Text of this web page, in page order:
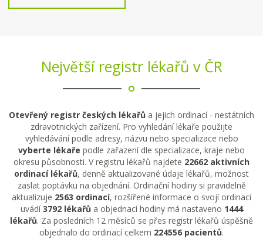
Největší registr lékařů v ČR
Otevřený registr českých lékařů a jejich ordinací - nestátních
zdravotnických zařízení. Pro vyhledání lékaře použijte
vyhledávání podle adresy, názvu nebo specializace nebo
vyberte lékaře podle zařazení dle specializace, kraje nebo
okresu působnosti. V registru lékařů najdete 22662 aktivních
ordinací lékařů, denně aktualizované údaje lékařů, možnost
zaslat poptávku na objednání. Ordinační hodiny si pravidelně
aktualizuje 2563 ordinací, rozšířené informace o svojí ordinaci
uvádí3792 lékařů a objednací hodiny má nastaveno 1444
lékařů. Za posledních 12 měsíců se přes registr lékařů úspěšně
objednalo do ordinací celkem 224556 pacientů.